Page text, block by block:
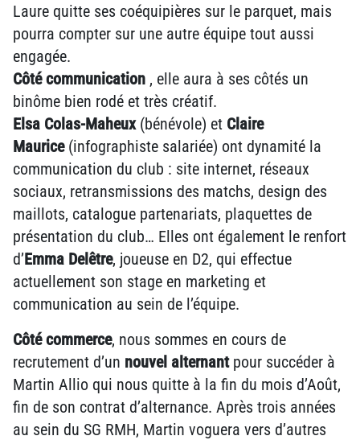
Laure quitte ses coéquipières sur le parquet, mais
pourra compter sur une autre équipe tout aussi
engagée.
Côté communication , elle aura à ses côtés un
binôme bien rodé et très créatif.
Elsa Colas-Maheux(bénévole) et Claire
Maurice(infographiste salariée) ont dynamité la
communication du club : site internet, réseaux
sociaux, retransmissions des matchs, design des
maillots, catalogue partenariats, plaquettes de
présentation du club… Elles ont également le renfort
d’Emma Delêtre, joueuse en D2, qui effectue
actuellement son stage en marketing et
communication au sein de l’équipe.
Côté commerce, nous sommes en cours de
recrutement d’un nouvel alternantpour succéder à
Martin Allio qui nous quitte à la fin du mois d’Août,
fin de son contrat d’alternance. Après trois années
au sein du SG RMH, Martin voguera vers d’autres